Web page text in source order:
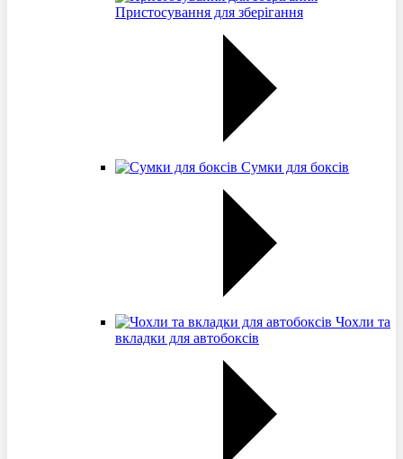
Пристосування для зберігання
Сумки для боксів
Чохли та
вкладки для автобоксів